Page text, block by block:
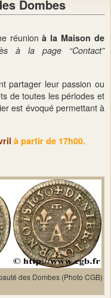
Dombes
réunion à la Maison de
à la page “Contact”
partager leur passion ou
de toutes les périodes et
est évoqué permettant à
à partir de 17h00.
des Dombes (Photo CGB)